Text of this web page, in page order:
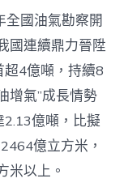
國
際
油
氣
查
包
養
app
產
量
當
國油氣勘察開
國連續鼎力晉陞
4億噸，持續8
增氣”成長情勢
億噸，比擬
億立方米，
米以上。